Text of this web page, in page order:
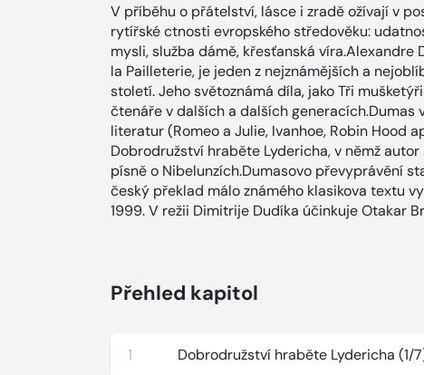
V příběhu o přátelství, lásce i zradě ožívají v
rytířské ctnosti evropského středověku:
mysli, služba dámě, křesťanská
la Pailleterie, je jeden z nejznámějších a
století. Jeho světoznámá díla, jako Tři
čtenáře v dalších a dalších
literatur (Romeo a Julie, Ivanhoe, Robin Hood
Dobrodružství hraběte Lydericha, v němž
písně o Nibelunzích.Dumasovo převyprávění
český překlad málo známého klasikova textu
1999. V režii Dimitrije Dudíka účinkuje Otakar
Přehled kapitol
1 Dobrodružství hraběte Lydericha (1/